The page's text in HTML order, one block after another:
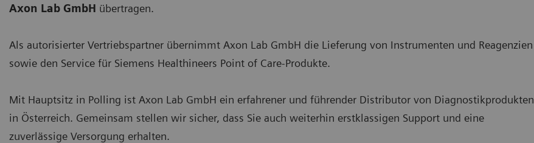
Axon Lab GmbH übertragen.
Als autorisierter Vertriebspartner übernimmt Axon Lab GmbH die Lieferung von Instrumenten und Reagenzien
sowie den Service für Siemens Healthineers Point of Care-Produkte.
Mit Hauptsitz in Polling ist Axon Lab GmbH ein erfahrener und führender Distributor von Diagnostikprodukten
in Österreich. Gemeinsam stellen wir sicher, dass Sie auch weiterhin erstklassigen Support und eine
zuverlässige Versorgung erhalten.